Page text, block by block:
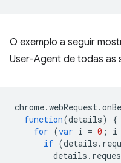
O exemplo a seguir
User-Agent de todas as
chrome.webRequest.
function(details)
{
for (var i = 0 ; i
if (details .
details .